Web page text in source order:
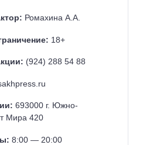
Ромахина А.А.
18+
(924) 288 54 88
693000 г. Южно-
Мира 420
8:00 — 20:00